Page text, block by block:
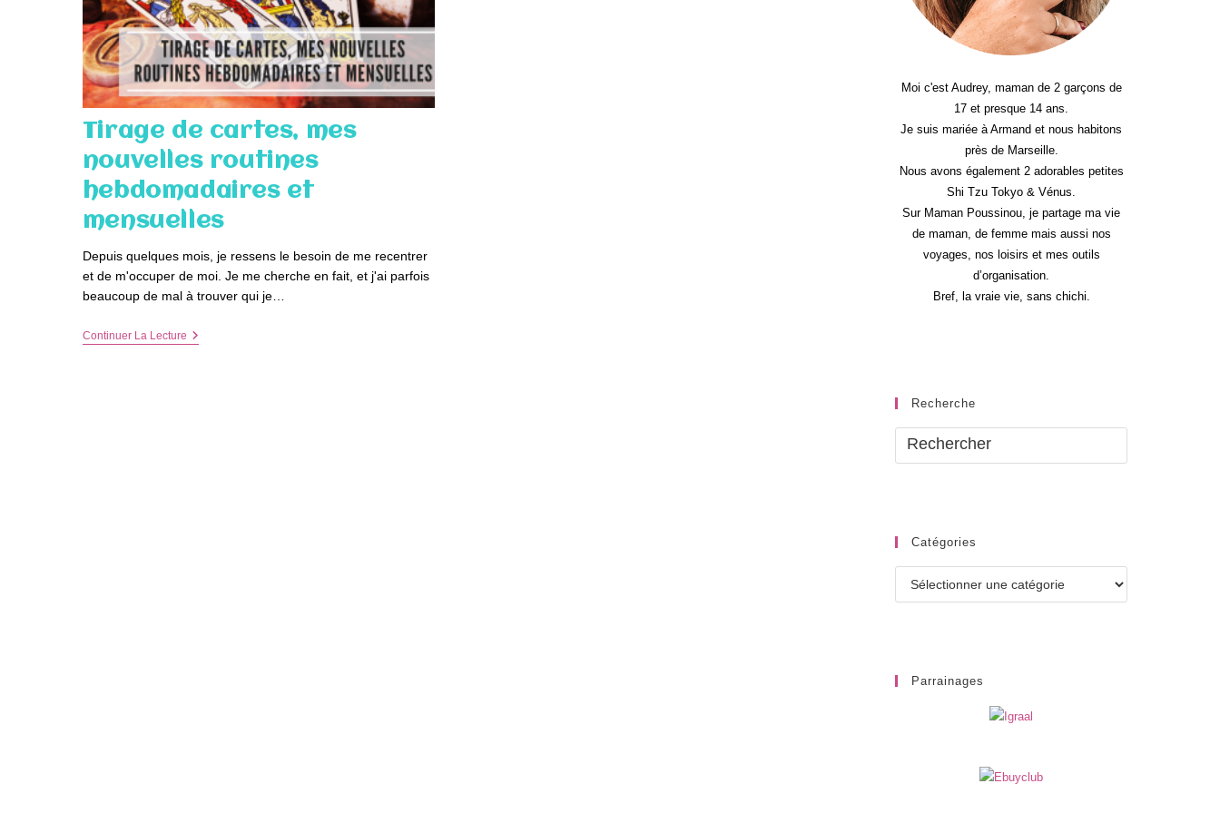
Tirage de cartes, mes
nouvelles routines
hebdomadaires et
mensuelles
Depuis quelques mois, je ressens le besoin de me recentrer
et de m'occuper de moi. Je me cherche en fait, et j'ai parfois
beaucoup de mal à trouver qui je…
Continuer La LectureTirage
Moi c'est Audrey, maman de 2 garçons de
17 et presque 14 ans.
Je suis mariée à Armand et nous habitons
près de Marseille.
Nous avons également 2 adorables petites
Shi Tzu Tokyo & Vénus.
Sur Maman Poussinou, je partage ma vie
de maman, de femme mais aussi nos
voyages, nos loisirs et mes outils
d’organisation.
Bref, la vraie vie, sans chichi.
Recherche
Catégories
Parrainages